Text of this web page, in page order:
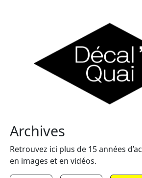
Archives
Retrouvez ici plus de 15 années
en images et en vidéos.